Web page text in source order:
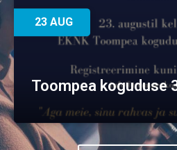
23 AUG
Toompea koguduse